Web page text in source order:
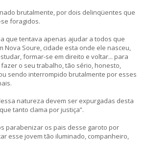
brutalmente, por dois delinqüentes que
foragidos.
que tentava apenas ajudar a todos que
Nova Soure, cidade esta onde ele nasceu,
formar-se em direito e voltar... para
o seu trabalho, tão sério, honesto,
sendo interrompido brutalmente por esses
natureza devem ser expurgadas desta
tanto clama por justiça”.
parabenizar os pais desse garoto por
esse jovem tão iluminado, companheiro,